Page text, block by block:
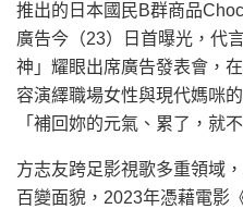
推出的日本國民B群商品
廣告今（23）日首曝光，代
神」耀眼出席廣告發表會，
容演繹職場女性與現代媽咪
「補回妳的元氣、累了，就
方志友跨足影視歌多重領域
百變面貌，2023年憑藉電影